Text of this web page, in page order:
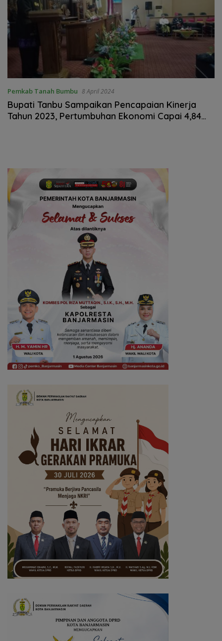
Pemkab Tanah Bumbu 8 April 2024
Bupati Tanbu Sampaikan Pencapaian Kinerja
Tahun 2023, Pertumbuhan Ekonomi Capai 4,84